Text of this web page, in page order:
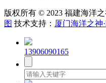
版权所有 © 2023 福建海洋
图 技术支持： 厦门海洋之神
13906090165